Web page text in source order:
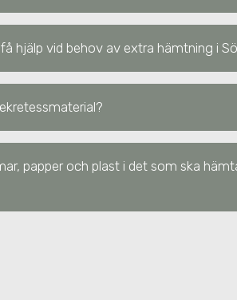
hjälp vid behov av extra hämtning i
papper och plast i det som ska